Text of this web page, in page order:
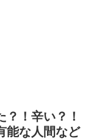
！辛い？！
能な人間など